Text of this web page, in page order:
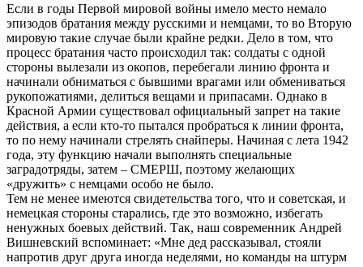
Если в годы Первой мировой войны имело место немало
эпизодов братания между русскими и немцами, то во Вторую
мировую такие случае были крайне редки. Дело в том, что
процесс братания часто происходил так: солдаты с одной
стороны вылезали из окопов, перебегали линию фронта и
начинали обниматься с бывшими врагами или обмениваться
рукопожатиями, делиться вещами и припасами. Однако в
Красной Армии существовал официальный запрет на такие
действия, а если кто-то пытался пробраться к линии фронта,
то по нему начинали стрелять снайперы. Начиная с лета 1942
года, эту функцию начали выполнять специальные
заградотряды, затем – СМЕРШ, поэтому желающих
«дружить» с немцами особо не было.
Тем не менее имеются свидетельства того, что и советская, и
немецкая стороны старались, где это возможно, избегать
ненужных боевых действий. Так, наш современник Андрей
Вишневский вспоминает: «Мне дед рассказывал, стояли
напротив друг друга иногда неделями, но команды на штурм